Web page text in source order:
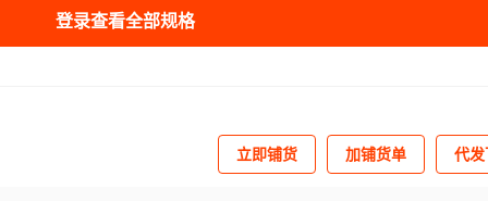
切割 薄膜类材料 激光切割头 5mm 0.02
¥188888 1
登录查看全部规格
立即铺货 加铺货单 代